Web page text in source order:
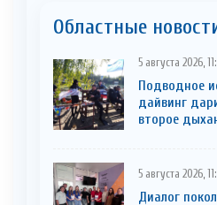
Областные
5 августа 2026,
Подводное
дайвинг
второе
5 августа 2026,
Диалог